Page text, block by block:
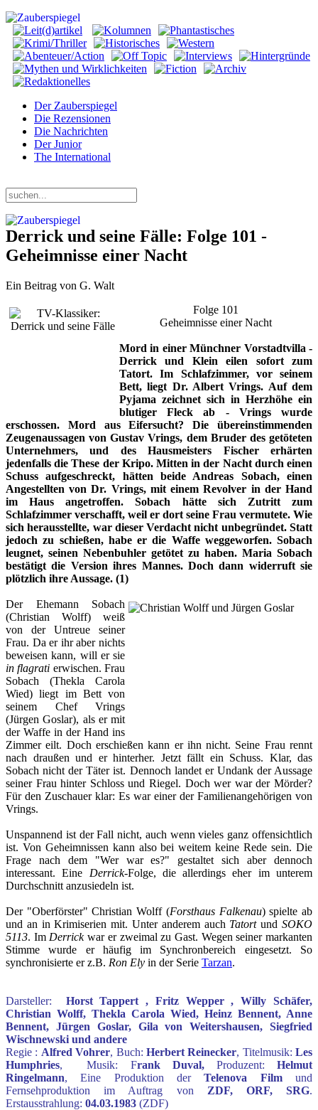
Der Zauberspiegel
Die Rezensionen
Die Nachrichten
Der Junior
The International
Derrick und seine Fälle: Folge 101 -
Geheimnisse einer Nacht
Ein Beitrag von G. Walt
Folge 101
Geheimnisse einer Nacht
Mord in einer Münchner Vorstadtvilla -
Derrick und Klein eilen sofort zum
Tatort. Im Schlafzimmer, vor seinem
Bett, liegt Dr. Albert Vrings. Auf dem
Pyjama zeichnet sich in Herzhöhe ein
blutiger Fleck ab - Vrings wurde
erschossen. Mord aus Eifersucht? Die übereinstimmenden
Zeugenaussagen von Gustav Vrings, dem Bruder des getöteten
Unternehmers, und des Hausmeisters Fischer erhärten
jedenfalls die These der Kripo. Mitten in der Nacht durch einen
Schuss aufgeschreckt, hätten beide Andreas Sobach, einen
Angestellten von Dr. Vrings, mit einem Revolver in der Hand
im Haus angetroffen. Sobach hätte sich Zutritt zum
Schlafzimmer verschafft, weil er dort seine Frau vermutete. Wie
sich herausstellte, war dieser Verdacht nicht unbegründet. Statt
jedoch zu schießen, habe er die Waffe weggeworfen. Sobach
leugnet, seinen Nebenbuhler getötet zu haben. Maria Sobach
bestätigt die Version ihres Mannes. Doch dann widerruft sie
plötzlich ihre Aussage. (1)
Der Ehemann Sobach
(Christian Wolff) weiß
von der Untreue seiner
Frau. Da er ihr aber nichts
beweisen kann, will er sie
in flagrati erwischen. Frau
Sobach (Thekla Carola
Wied) liegt im Bett von
seinem Chef Vrings
(Jürgen Goslar), als er mit
der Waffe in der Hand ins
Zimmer eilt. Doch erschießen kann er ihn nicht. Seine Frau rennt
nach draußen und er hinterher. Jetzt fällt ein Schuss. Klar, das
Sobach nicht der Täter ist. Dennoch landet er Undank der Aussage
seiner Frau hinter Schloss und Riegel. Doch wer war der Mörder?
Für den Zuschauer klar: Es war einer der Familienangehörigen von
Vrings.
Unspannend ist der Fall nicht, auch wenn vieles ganz offensichtlich
ist. Von Geheimnissen kann also bei weitem keine Rede sein. Die
Frage nach dem "Wer war es?" gestaltet sich aber dennoch
interessant. Eine Derrick-Folge, die allerdings eher im unterem
Durchschnitt anzusiedeln ist.
Der "Oberförster" Christian Wolff (Forsthaus Falkenau) spielte ab
und an in Krimiserien mit. Unter anderem auch TatortundSOKO
5113. Im Derrickwar er zweimal zu Gast. Wegen seiner markanten
Stimme wurde er häufig im Synchronbereich eingesetzt. So
synchronisierte er z.B. Ron Ely in der Serie Tarzan.
Darsteller:
Horst Tappert , Fritz Wepper , Willy Schäfer,
Christian Wolff, Thekla Carola Wied, Heinz Bennent, Anne
Bennent, Jürgen Goslar, Gila von Weitershausen, Siegfried
Wischnewski und andere
Regie : Alfred Vohrer, Buch: Herbert Reinecker, Titelmusik: Les
Humphries, Musik: Frank Duval,Produzent:Helmut
Ringelmann, Eine Produktion derTelenova Filmund
Fernsehproduktion im Auftrag von ZDF, ORF, SRG.
Erstausstrahlung: 04.03.1983 (ZDF)